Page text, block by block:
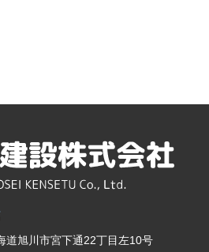
道旭川市宮下通22丁目左10号